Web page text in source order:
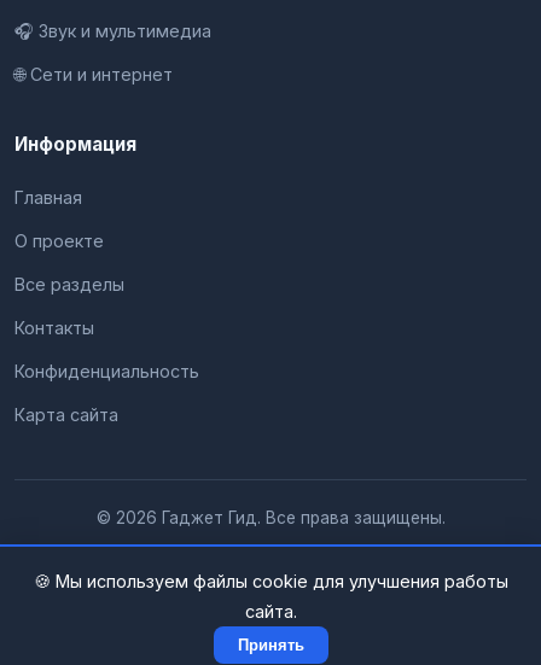
🎧 Звук и мультимедиа
🌐 Сети и интернет
Информация
Главная
О проекте
Все разделы
Контакты
Конфиденциальность
Карта сайта
© 2026 Гаджет Гид. Все права защищены.
🍪 Мы используем файлы cookie для улучшения работы
сайта.
Принять